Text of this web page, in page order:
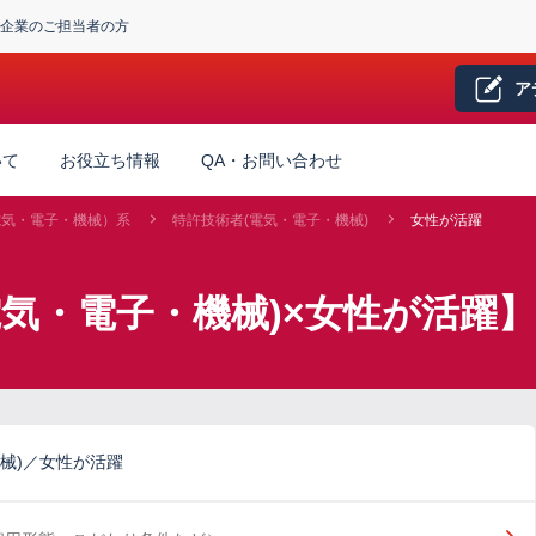
企業のご担当者の方
ア
お役立ち情報 QA・お問い合わせ
・電子・機械）系 特許技術者(電気・電子・機械) 女性が活躍
・電子・機械)×女性が活躍
)／女性が活躍